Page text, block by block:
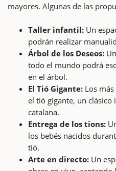
mayores. Algunas de las
Taller infantil: Un
podrán realizar
Árbol de los Deseos:
todo el mundo podrá
en el árbol.
El Tió Gigante: Los
el tió gigante, un
catalana.
Entrega de los tions:
los bebés nacidos
tió.
Arte en directo: Un